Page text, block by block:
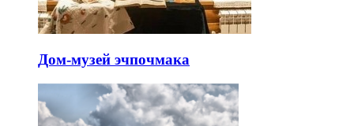
Дом-музей эчпочмака